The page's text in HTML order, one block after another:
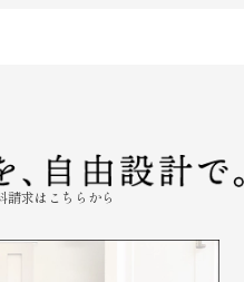
請求はこちらから